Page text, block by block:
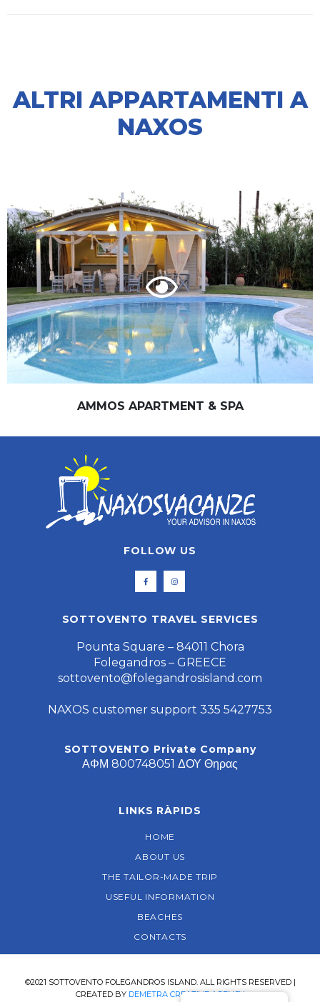
ALTRI APPARTAMENTI A
NAXOS
AMMOS APARTMENT & SPA
FOLLOW US
SOTTOVENTO TRAVEL SERVICES
Pounta Square – 84011 Chora
Folegandros – GREECE
sottovento@folegandrosisland.com
NAXOS customer support 335 5427753
SOTTOVENTO Private Company
ΑΦΜ 800748051 ΔΟΥ Θηρας
LINKS RÀPIDS
HOME
ABOUT US
THE TAILOR-MADE TRIP
USEFUL INFORMATION
BEACHES
CONTACTS
©2021 SOTTOVENTO FOLEGANDROS ISLAND. ALL RIGHTS RESERVED |
CREATED BY DEMETRA CREATIVE AGENCY